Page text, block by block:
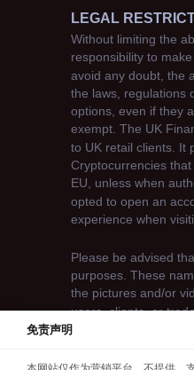
We use cookies to
免责声明